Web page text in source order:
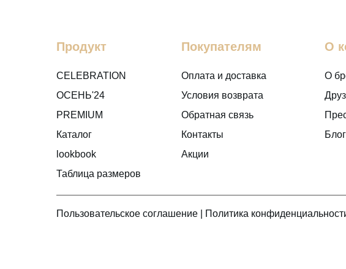
Продукт
CELEBRATION
ОСЕНЬ'24
PREMIUM
Каталог
lookbook
Таблица размеров
Покупателям
Оплата и доставка
Условия возврата
Обратная связь
Контакты
Акции
О
Блог
Пользовательское соглашение Политика
О